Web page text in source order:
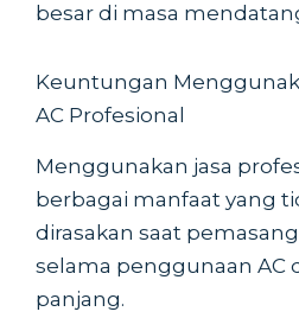
besar di masa
Keuntungan
AC Profesional
Menggunakan jasa
berbagai manfaat yang
dirasakan saat
selama penggunaan AC
panjang.